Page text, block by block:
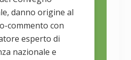
danno origine al
commento con
esperto di
nazionale e